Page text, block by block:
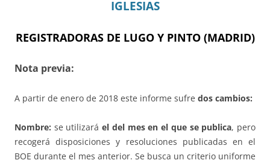
IGLESIAS
REGISTRADORAS DE LUGO Y PINTO (MADRID)
Nota previa:
A partir de enero de 2018 este informe sufre dos cambios:
Nombre: se utilizaráel del mes en el que se publica, pero
recogerá disposiciones y resoluciones publicadas en el
BOE durante el mes anterior. Se busca un criterio uniforme